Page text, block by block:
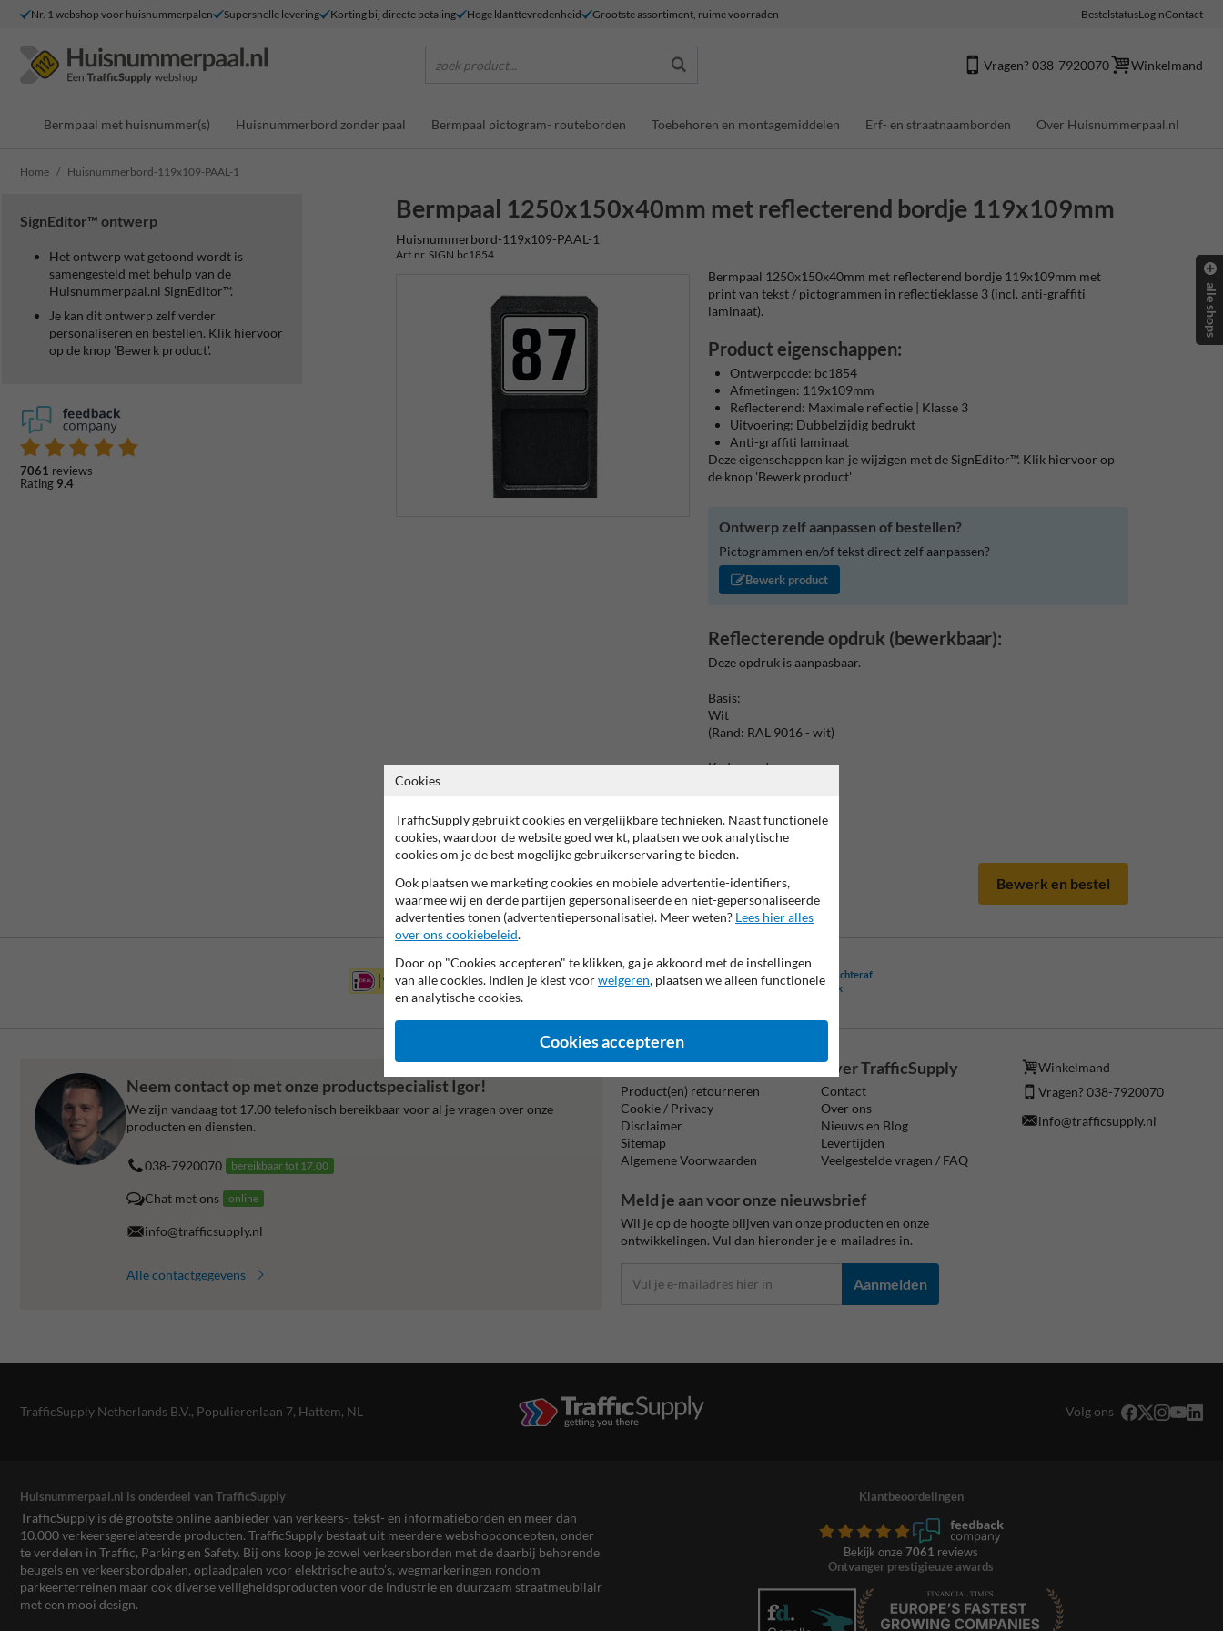
Nr. 1 webshop voor huisnummerpalen Supersnelle levering Korting bij directe betaling Hoge klanttevredenheid Grootste assortiment, ruime voorraden BestelstatusLoginContact
zoek product... Vragen? 038-7920070 Winkelmand
Bermpaal met huisnummer(s) Huisnummerbord zonder paal Bermpaal pictogram- routeborden Toebehoren en montagemiddelen Erf- en straatnaamborden Over Huisnummerpaal.nl
Home Huisnummerbord-119x109-PAAL-1
SignEditor™ ontwerp
Het ontwerp wat getoond wordt is
samengesteld met behulp van de
Huisnummerpaal.nl SignEditor™.
Je kan dit ontwerp zelf verder
personaliseren en bestellen. Klik hiervoor
op de knop 'Bewerk product'.
7061 reviews
Rating 9.4
Bermpaal 1250x150x40mm met reflecterend bordje 119x109mm
Huisnummerbord-119x109-PAAL-1
Art.nr. SIGN.bc1854
Bermpaal 1250x150x40mm met reflecterend bordje 119x109mm met
print van tekst / pictogrammen in reflectieklasse 3 (incl. anti-graffiti
laminaat).
Product eigenschappen:
Ontwerpcode: bc1854
Afmetingen: 119x109mm
Reflecterend: Maximale reflectie | Klasse 3
Uitvoering: Dubbelzijdig bedrukt
Anti-graffiti laminaat
Deze eigenschappen kan je wijzigen met de SignEditor™. Klik hiervoor op
de knop 'Bewerk product'
Ontwerp zelf aanpassen of bestellen?
Pictogrammen en/of tekst direct zelf aanpassen?
Bewerk product
Reflecterende opdruk (bewerkbaar):
Deze opdruk is aanpasbaar.
Basis:
Wit
(Rand: RAL 9016 - wit)
Kaderrand:
Tekstvlak:
87.
Bewerk en bestel
Betaling achteraf
is mogelijk
Neem contact op met onze productspecialist Igor!
We zijn vandaag tot 17.00 telefonisch bereikbaar voor al je vragen over onze
producten en diensten.
038-7920070 bereikbaar tot 17.00
Chat met ons online
info@trafficsupply.nl
Alle contactgegevens
Informatie
Product(en) retourneren
Cookie / Privacy
Disclaimer
Sitemap
Algemene Voorwaarden
Over TrafficSupply
Contact
Over ons
Nieuws en Blog
Levertijden
Veelgestelde vragen / FAQ
Winkelmand
Vragen? 038-7920070
info@trafficsupply.nl
Meld je aan voor onze nieuwsbrief
Wil je op de hoogte blijven van onze producten en onze
ontwikkelingen. Vul dan hieronder je e-mailadres in.
Aanmelden
TrafficSupply Netherlands B.V., Populierenlaan 7, Hattem, NL Volg ons
Huisnummerpaal.nl is onderdeel van TrafficSupply
TrafficSupply is dé grootste online aanbieder van verkeers-, tekst- en informatieborden en meer dan
10.000 verkeersgerelateerde producten. TrafficSupply bestaat uit meerdere webshopconcepten, onder
te verdelen in Traffic, Parking en Safety. Bij ons koop je zowel verkeersborden met de daarbij behorende
beugels en verkeersbordpalen, oplaadpalen voor elektrische auto’s, wegmarkeringen rondom
parkeerterreinen maar ook diverse veiligheidsproducten voor de industrie en duurzaam straatmeubilair
met een mooi design.
Klantbeoordelingen
Bekijk onze 7061 reviews
Ontvanger prestigieuze awards
alle shops
Cookies
TrafficSupply gebruikt cookies en vergelijkbare technieken. Naast functionele
cookies, waardoor de website goed werkt, plaatsen we ook analytische
cookies om je de best mogelijke gebruikerservaring te bieden.
Ook plaatsen we marketing cookies en mobiele advertentie-identifiers,
waarmee wij en derde partijen gepersonaliseerde en niet-gepersonaliseerde
advertenties tonen (advertentiepersonalisatie). Meer weten? Lees hier alles
over ons cookiebeleid.
Door op "Cookies accepteren" te klikken, ga je akkoord met de instellingen
van alle cookies. Indien je kiest voorweigeren, plaatsen we alleen functionele
en analytische cookies.
Cookies accepteren